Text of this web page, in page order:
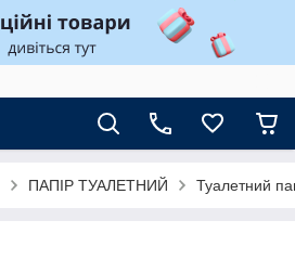
ПАПІР ТУАЛЕТНИЙ Туалетний